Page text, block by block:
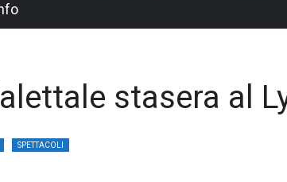
stasera al
SPETTACOLI